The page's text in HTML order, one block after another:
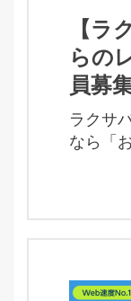
【
らの
員募
ラクサ
なら「